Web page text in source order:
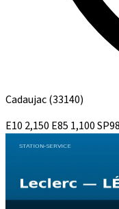
Cadaujac(33140)
E10 2,150 E85 1,100SP98